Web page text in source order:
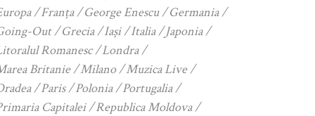
Franța George Enescu
Germania
Out
Grecia Iași Italia
Japonia
Romanesc
Londra
Britanie
Milano
Muzica Live
Paris Polonia
Portugalia
Capitalei
Republica Moldova